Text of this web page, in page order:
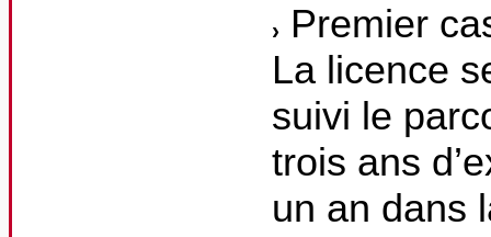
Premier
La licence
suivi le
trois ans
un an dans